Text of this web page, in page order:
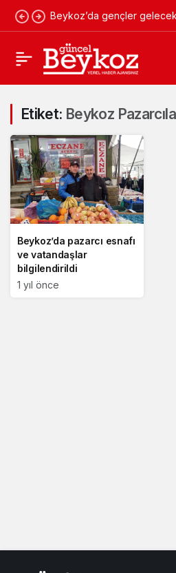
Beykoz’da gençler
Etiket: Beykoz
Beykoz’da pazarcı esnafı
ve vatandaşlar
bilgilendirildi
1 yıl önce